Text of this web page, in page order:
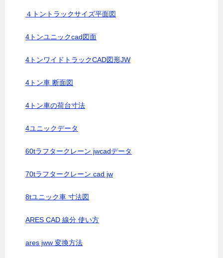
４トントラックサイズ平面図
4トンユニックcad図面
4トンワイドトラックCAD図形JW
4トン車 断面図
4トン車の荷台寸法
4ユニックデータ
60tラフタークレーン jwcadデータ
70tラフタークレーン cad jw
8tユニック車 寸法図
ARES CAD 線分 使い方
ares jww 変換方法